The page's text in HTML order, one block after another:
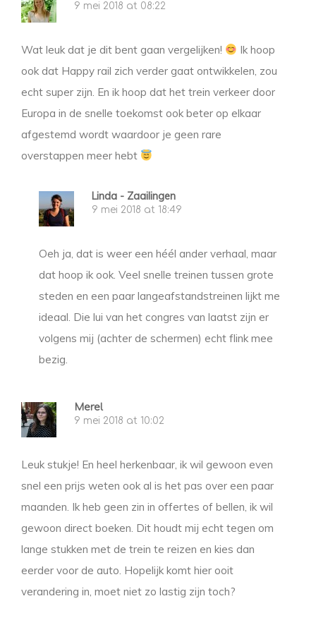
9 mei 2018 at 08:22
Wat leuk dat je dit bent gaan vergelijken!
Ik hoop
ook dat Happy rail zich verder gaat ontwikkelen, zou
echt super zijn. En ik hoop dat het trein verkeer door
Europa in de snelle toekomst ook beter op elkaar
afgestemd wordt waardoor je geen rare
overstappen meer hebt
Linda - Zaailingen
9 mei 2018 at 18:49
Oeh ja, dat is weer een héél ander verhaal, maar
dat hoop ik ook. Veel snelle treinen tussen grote
steden en een paar langeafstandstreinen lijkt me
ideaal. Die lui van het congres van laatst zijn er
volgens mij (achter de schermen) echt flink mee
bezig.
Merel
9 mei 2018 at 10:02
Leuk stukje! En heel herkenbaar, ik wil gewoon even
snel een prijs weten ook al is het pas over een paar
maanden. Ik heb geen zin in offertes of bellen, ik wil
gewoon direct boeken. Dit houdt mij echt tegen om
lange stukken met de trein te reizen en kies dan
eerder voor de auto. Hopelijk komt hier ooit
verandering in, moet niet zo lastig zijn toch?